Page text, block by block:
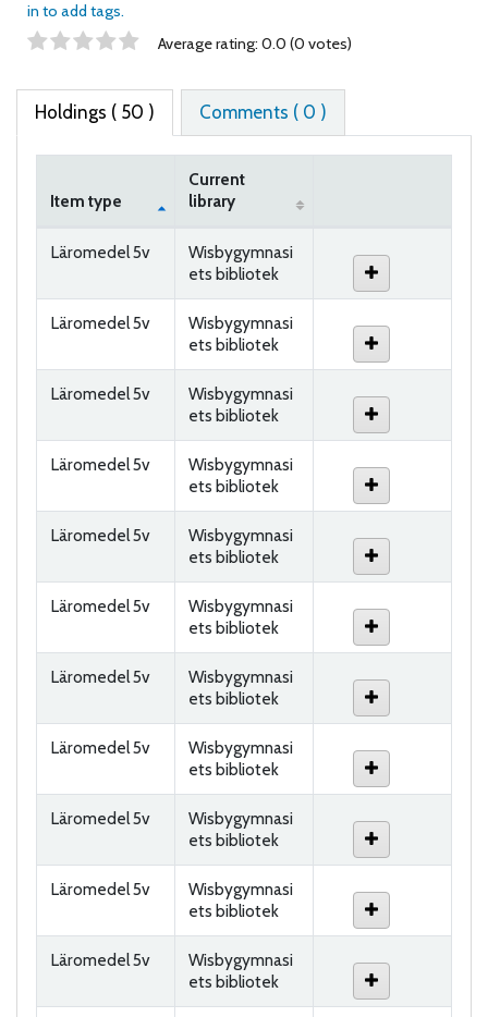
in to add tags.
Star ratings Average rating: 0.0 (0 votes)
Holdings ( 50 ) Comments ( 0 )
Item type
Current
library
Läromedel 5v
Wisbygymnasi
ets bibliotek
Läromedel 5v
Wisbygymnasi
ets bibliotek
Läromedel 5v
Wisbygymnasi
ets bibliotek
Läromedel 5v
Wisbygymnasi
ets bibliotek
Läromedel 5v
Wisbygymnasi
ets bibliotek
Läromedel 5v
Wisbygymnasi
ets bibliotek
Läromedel 5v
Wisbygymnasi
ets bibliotek
Läromedel 5v
Wisbygymnasi
ets bibliotek
Läromedel 5v
Wisbygymnasi
ets bibliotek
Läromedel 5v
Wisbygymnasi
ets bibliotek
Läromedel 5v
Wisbygymnasi
ets bibliotek